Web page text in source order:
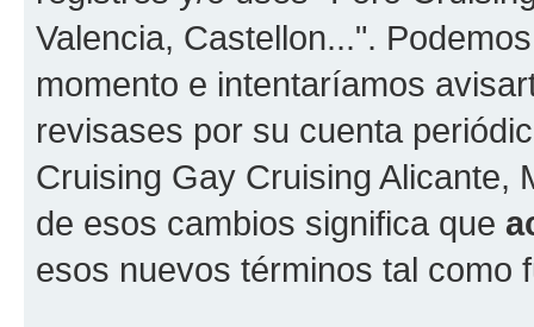
Valencia, Castellon...".
momento e intentaríamos
revisases por su cuenta
Cruising Gay Cruising Alicante,
de esos cambios significa que
esos nuevos términos tal como